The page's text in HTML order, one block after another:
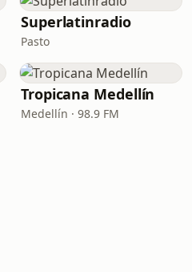
Superlatinradio
Pasto
Tropicana Medellín
Medellín · 98.9 FM